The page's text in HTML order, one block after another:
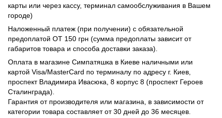
карты или через кассу, терминал самообслуживания в Вашем
городе)
Наложенный платеж (при получении) с обязательной
предоплатой ОТ 150 грн (сумма предоплаты зависит от
габаритов товара и способа доставки заказа).
Оплата в магазине Симпатяшка в Киеве наличными или
картой Visa/MasterCard по терминалу по адресу г. Киев,
проспект Владимира Ивасюка, 8 корпус 8 (проспект Героев
Сталинграда).
Гарантия от производителя или магазина, в зависимости от
категории товара составляет от 30 дней до 36 месяцев.